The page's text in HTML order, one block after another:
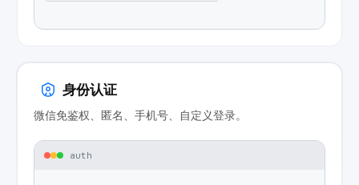
身份认证
微信免鉴权、匿名、手机号、自定义登录。
auth